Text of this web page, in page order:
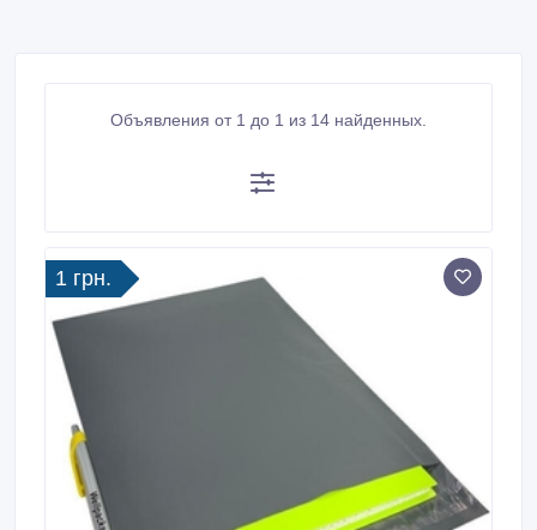
Объявления от 1 до 1 из 14 найденных.
1 грн.